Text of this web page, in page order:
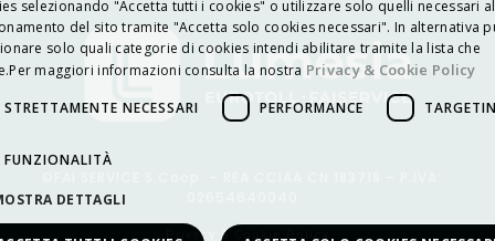
Privacy & Cookie Policy
HUNGARIAN
DEUTSCH
POLSKI
selezionando "Accetta tutti i cookies" o utilizzare solo quelli necessari al
del sito tramite "Accetta solo cookies necessari". In alternativa
solo quali categorie di cookies intendi abilitare tramite la lista che
maggiori informazioni consulta la nostra Privacy & Cookie Policy
STRETTAMENTE NECESSARI PERFORMANCE
FUNZIONALITÀ
DETTAGLI